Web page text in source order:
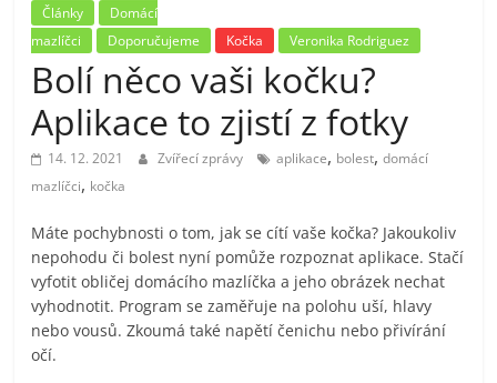
Články
Domácí
mazlíčci
Doporučujeme Kočka Veronika Rodriguez
Bolí něco vaši kočku?
Aplikace to zjistí z fotky
14. 12. 2021 Zvířecí zprávy aplikace, bolest,domácí
mazlíčci, kočka
Máte pochybnosti o tom, jak se cítí vaše kočka? Jakoukoliv
nepohodu či bolest nyní pomůže rozpoznat aplikace. Stačí
vyfotit obličej domácího mazlíčka a jeho obrázek nechat
vyhodnotit. Program se zaměřuje na polohu uší, hlavy
nebo vousů. Zkoumá také napětí čenichu nebo přivírání
očí.